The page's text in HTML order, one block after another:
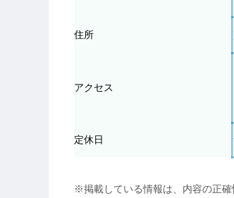
住所
アクセス
定休日
※掲載している情報は、内容の正確